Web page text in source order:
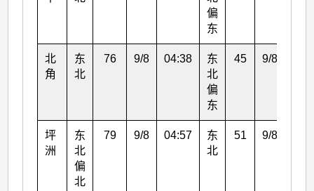
偏
东
北
角
东
北
76 9/8 04:38
东
北
偏
东
45 9/8
坪
洲
东
北
偏
北
79 9/8 04:57
东
北
51 9/8